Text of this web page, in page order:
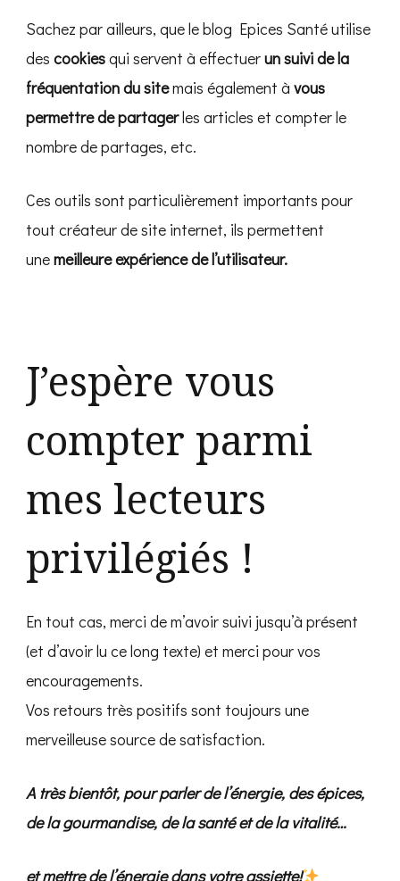
Sachez par ailleurs, que le blog Epices Santé utilise
des cookiesqui servent à effectuerun suivi de la
fréquentation du sitemais également à vous
permettre de partagerles articles et compter le
nombre de partages, etc.
Ces outils sont particulièrement importants pour
tout créateur de site internet, ils permettent
unemeilleure expérience de l’utilisateur.
J’espère vous
compter parmi
mes lecteurs
privilégiés !
En tout cas, merci de m’avoir suivi jusqu’à présent
(et d’avoir lu ce long texte) et merci pour vos
encouragements.
Vos retours très positifs sont toujours une
merveilleuse source de satisfaction.
A très bientôt, pour parler de l’énergie, des épices,
de la gourmandise, de la santé et de la vitalité…
et mettre de l’énergie dans votre assiette!